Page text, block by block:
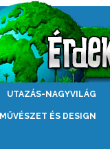
UTAZÁS-NAGYVILÁG
MŰVÉSZET ÉS DESIGN